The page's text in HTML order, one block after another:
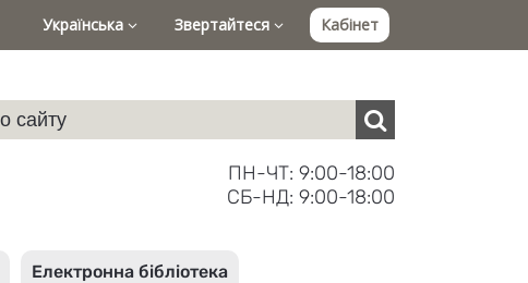
Українська Звертайтеся Кабінет
ПН-ЧТ: 9:00-18:00
СБ-НД: 9:00-18:00
Електронна бібліотека